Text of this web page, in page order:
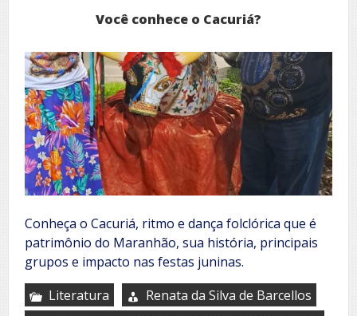
Você conhece o Cacuriá?
Conheça o Cacuriá, ritmo e dança folclórica que é
patrimônio do Maranhão, sua história, principais
grupos e impacto nas festas juninas.
Literatura
Renata da Silva de Barcellos